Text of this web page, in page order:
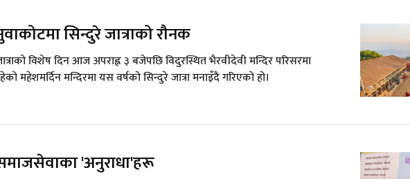
सिन्दुरे जात्राको रौनक
विशेष दिन आज अपराह्न ३ बजेपछि विदुरस्थित भैरवीदेवी मन्दिर परिसरमा
महेशमर्दिन मन्दिरमा यस वर्षको सिन्दुरे जात्रा मनाइँदै गरिएको हो।
'अनुराधा'हरू